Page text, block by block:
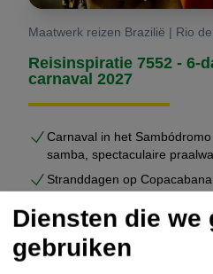
Maatwerk reizen Brazilië | Rio
Reisinspiratie 7552 - 6-
carnaval 2027
Carnaval in het
samba, spectaculaire
Stranddagen op
Ipanema vibes – Trendy
de perfecte plek voor
Diensten die we
gebruiken